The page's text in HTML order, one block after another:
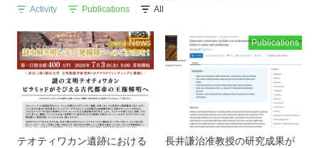
Activity
Publications All
News
テオティワカン遺跡における
Publications
長井謙治准教授の研究成果が